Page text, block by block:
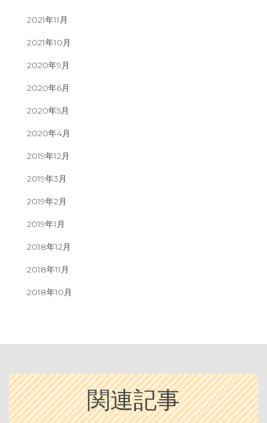
2021年11月
2021年10月
2020年9月
2020年6月
2020年5月
2020年4月
2019年12月
2019年3月
2019年2月
2019年1月
2018年12月
2018年11月
2018年10月
関連記事